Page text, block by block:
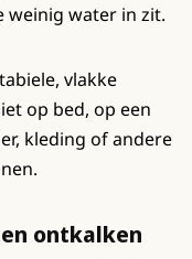
weinig water in zit.
vlakke
op bed, op een
kleding of andere
ontkalken